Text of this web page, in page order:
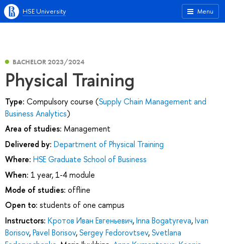
Menu
HSE University
BACHELOR 2023/2024
Physical Training
Type: Compulsory course (Supply Chain Management and
Business Analytics)
Area of studies: Management
Delivered by: Department of Physical Training
Where: HSE Graduate School of Business
When: 1 year, 1-4 module
Mode of studies: offline
Open to: students of one campus
Instructors: Кротов Иван Евгеньевич,Inna Bogatyreva,Ivan
Borisov,Pavel Borisov,Sergey Fedorovtsev,Svetlana